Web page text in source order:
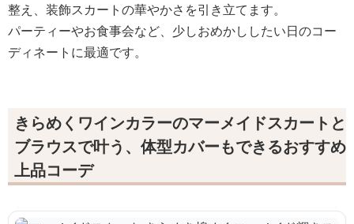
整え、装飾スカートの華やかさを引き立てます。
パーティーやお食事会など、少しおめかししたい日のコー
ディネートに最適です。
きらめくワインカラーのマーメイドスカートと
ブラウスで叶う、体型カバーもできるおすすめ
上品コーデ